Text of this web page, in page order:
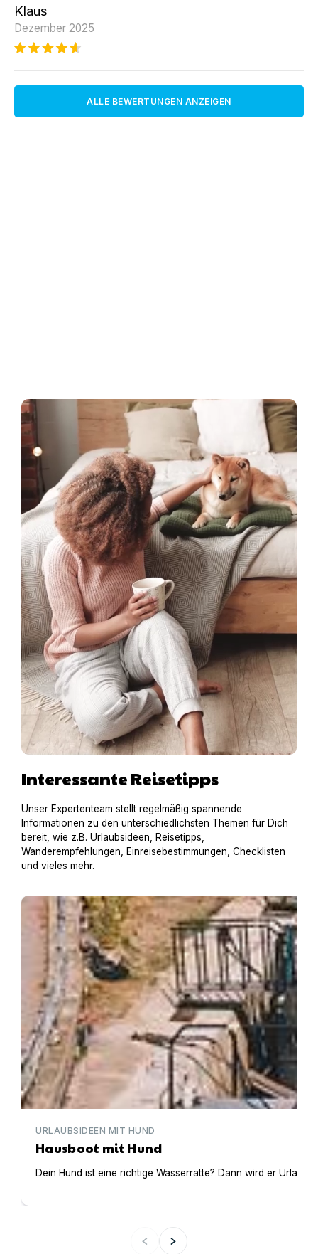
Klaus
Dezember 2025
ALLE BEWERTUNGEN ANZEIGEN
Interessante Reisetipps
Unser Expertenteam stellt regelmäßig spannende
Informationen zu den unterschiedlichsten Themen für Dich
bereit, wie z.B. Urlaubsideen, Reisetipps,
Wanderempfehlungen, Einreisebestimmungen, Checklisten
und vieles mehr.
Hausboot mit Hund
URLAUBSIDEEN MIT HUND
Hausboot mit Hund
Dein Hund ist eine richtige Wasserratte? Dann wird er